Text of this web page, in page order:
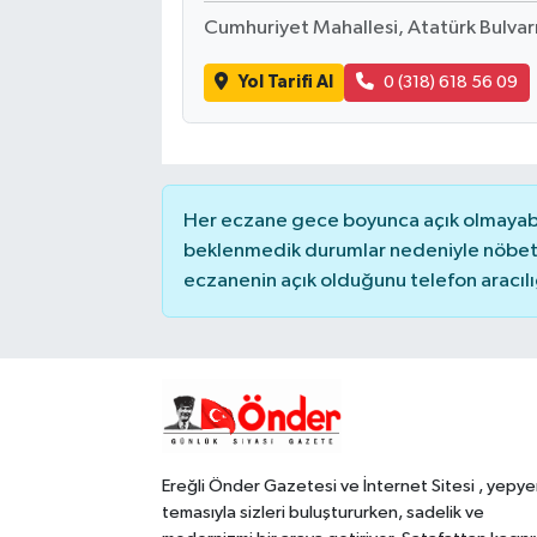
Cumhuriyet Mahallesi, Atatürk
Yol Tarifi Al 0 (318) 618 56 09
Her eczane gece boyunca açık
beklenmedik durumlar nedeniyle
eczanenin açık olduğunu telefon
Ereğli Önder Gazetesi ve İnternet Sitesi ,
temasıyla sizleri buluştururken, sadelik ve